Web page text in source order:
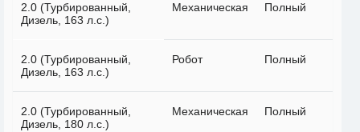
2.0 (Турбированный,
Дизель, 163 л.с.)
Механическая Полный
2.0 (Турбированный,
Дизель, 163 л.с.)
Робот Полный
2.0 (Турбированный,
Дизель, 180 л.с.)
Механическая Полный